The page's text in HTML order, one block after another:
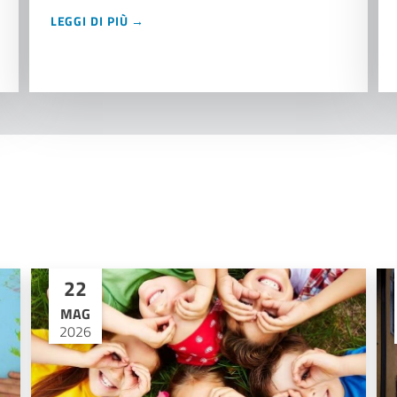
LEGGI DI PIÙ →
22
MAG
2026